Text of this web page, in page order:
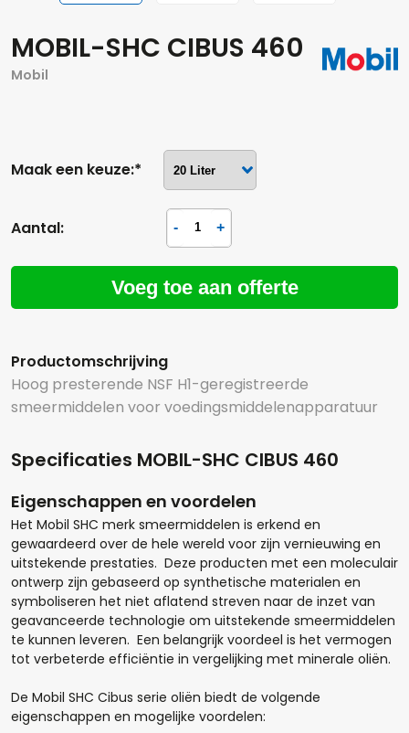
MOBIL-SHC CIBUS 460
Mobil
Maak een keuze:*
Aantal:
Voeg toe aan offerte
Productomschrijving
Hoog presterende NSF H1-geregistreerde
smeermiddelen voor voedingsmiddelenapparatuur
Specificaties MOBIL-SHC CIBUS 460
Eigenschappen en voordelen
Het Mobil SHC merk smeermiddelen is erkend en
gewaardeerd over de hele wereld voor zijn vernieuwing en
uitstekende prestaties. Deze producten met een moleculair
ontwerp zijn gebaseerd op synthetische materialen en
symboliseren het niet aflatend streven naar de inzet van
geavanceerde technologie om uitstekende smeermiddelen
te kunnen leveren. Een belangrijk voordeel is het vermogen
tot verbeterde efficiëntie in vergelijking met minerale oliën.
De Mobil SHC Cibus serie oliën biedt de volgende
eigenschappen en mogelijke voordelen:
Hoeveel liter*: